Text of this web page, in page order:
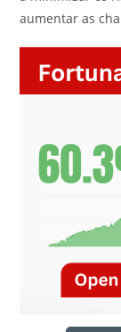
aumentar as